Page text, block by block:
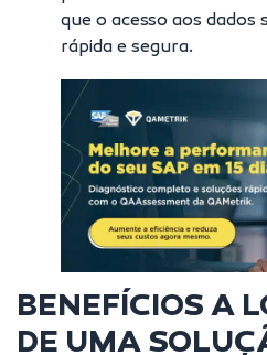
que o acesso aos
rápida e segura.
BENEFÍCIOS A
DE UMA